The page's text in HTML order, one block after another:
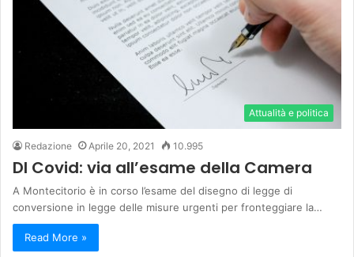
Attualità e politica
Redazione Aprile 20, 2021 10.995
Dl Covid: via all’esame della Camera
A Montecitorio è in corso l’esame del disegno di legge di
conversione in legge delle misure urgenti per fronteggiare la…
Read More »